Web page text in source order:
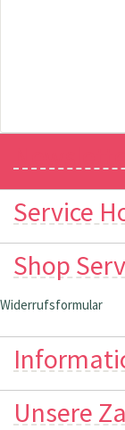
Service
Shop
Widerrufsformular
Unsere